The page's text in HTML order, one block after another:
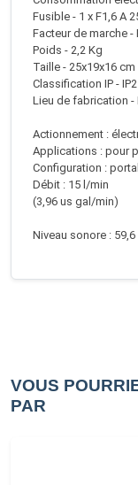
Fusible - 1 x F1,6 A
Facteur de marche
Poids - 2,2 Kg
Taille - 25x19x16 cm
Classification IP -
Lieu de fabrication -
Actionnement :
Applications : pour
Configuration :
Débit : 15 l/min
(3,96 us gal/min)
Niveau sonore : 59,6
VOUS
PAR